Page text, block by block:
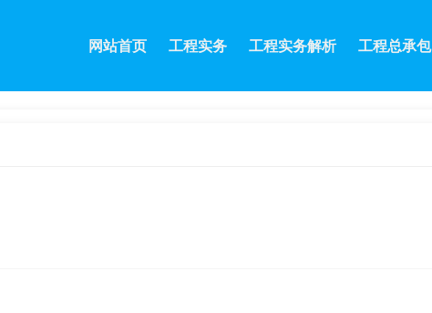
网站首页 工程实务 工程实务解析 工程总承包